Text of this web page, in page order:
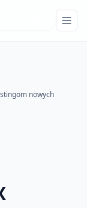
nowych